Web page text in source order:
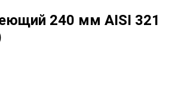
240 мм AISI 321